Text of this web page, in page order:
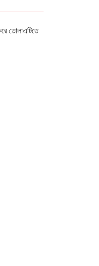
তোলাএটিতে